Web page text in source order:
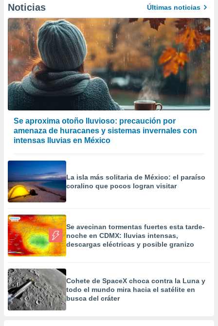
Noticias Últimas noticias
Se aproxima otoño lluvioso: precaución por
amenaza de huracanes y sistemas invernales con
intensas lluvias en México
La isla más solitaria de México: el paraíso
coralino que pocos logran visitar
Se avecinan tormentas fuertes esta tarde-
noche en CDMX: lluvias intensas,
descargas eléctricas y posible granizo
Cohete de SpaceX choca contra la Luna y
todo el mundo mira hacia el satélite en
busca del cráter